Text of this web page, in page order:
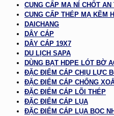
CUNG CẤP MA NÍ CHỐT AN
CUNG CẤP THÉP MẠ KẼM
DAICHANG
DÂY CÁP
DÂY CÁP 19X7
DU LỊCH SAPA
DÙNG BẠT HDPE LÓT BỜ
ĐẶC ĐIỂM CÁP CHỊU LỰC
ĐẶC ĐIỂM CÁP CHỐNG
ĐẶC ĐIỂM CÁP LÕI THÉP
ĐẶC ĐIỂM CÁP LỤA
ĐẶC ĐIỂM CÁP LỤA BỌC